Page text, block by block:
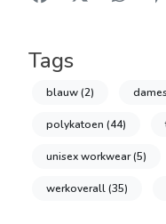
Tags
blauw(2)
polykatoen(44)
unisex workwear(5)
werkoverall(35)